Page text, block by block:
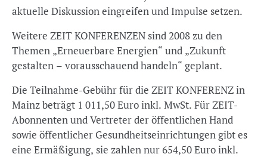
aktuelle Diskussion eingreifen und Impulse setzen.
Weitere ZEIT KONFERENZEN sind 2008 zu den
Themen „Erneuerbare Energien“ und „Zukunft
gestalten – vorausschauend handeln“ geplant.
Die Teilnahme-Gebühr für die ZEIT KONFERENZ in
Mainz beträgt 1 011,50 Euro inkl. MwSt. Für ZEIT-
Abonnenten und Vertreter der öffentlichen Hand
sowie öffentlicher Gesundheitseinrichtungen gibt es
eine Ermäßigung, sie zahlen nur 654,50 Euro inkl.